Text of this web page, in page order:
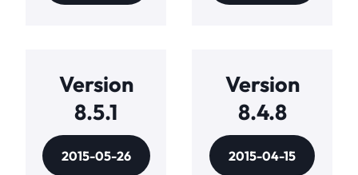
Version
8.5.1
2015-05-26
Version
8.4.8
2015-04-15